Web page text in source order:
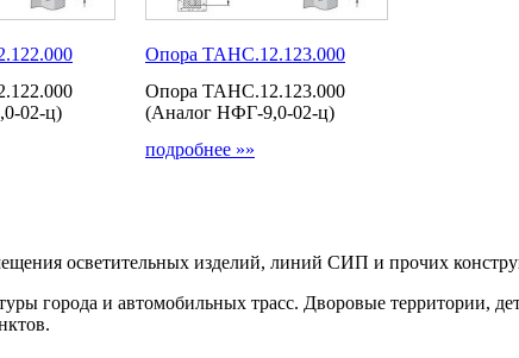
02-ц)
Опора ТАНС.12.123.000
Опора ТАНС.12.123.000
(Аналог НФГ-9,0-02-ц)
подробнее »»
осветительных изделий, линий СИП и прочих
города и автомобильных трасс. Дворовые территории,